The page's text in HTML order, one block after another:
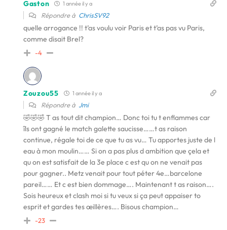
Gaston 1 année il y a
Répondre à ChrisSV92
quelle arrogance !! t’as voulu voir Paris et t’as pas vu Paris,
comme disait Brel?
-4
Zouzou55 1 année il y a
Répondre à Jmi
🤣🤣🤣 T as tout dit champion… Donc toi tu t enflammes car
îls ont gagné le match galette saucisse……t as raison
continue, régale toi de ce que tu as vu… Tu apportes juste de l
eau à mon moulin…… Si on a pas plus d ambition que çela et
qu on est satisfait de la 3e place c est qu on ne venait pas
pour gagner.. Metz venait pour tout péter 4e…barcelone
pareil…… Et c est bien dommage…. Maintenant t as raison….
Sois heureux et clash moi si tu veux si ça peut appaiser to
esprit et gardes tes œillères…. Bisous champion…
-23